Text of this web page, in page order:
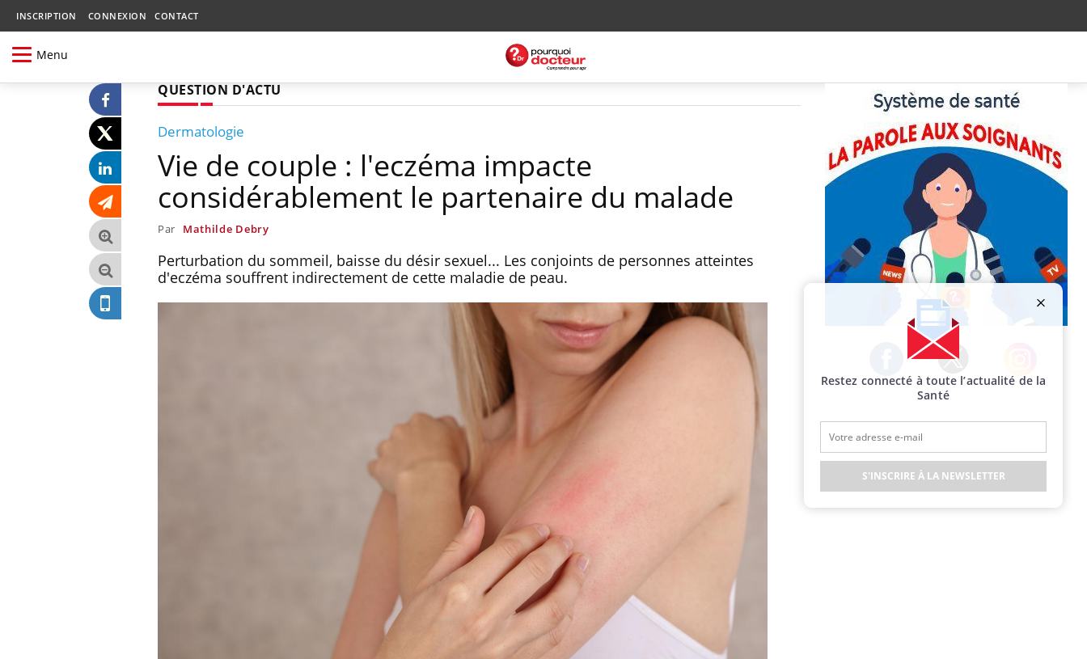
INSCRIPTION CONNEXION CONTACT
Menu
QUESTION D'ACTU
Dermatologie
Vie de couple : l'eczéma impacte
considérablement le partenaire du malade
Par Mathilde Debry
Perturbation du sommeil, baisse du désir sexuel... Les conjoints de personnes atteintes
d'eczéma souffrent indirectement de cette maladie de peau.
Facebook Twitter Instagram
Restez connecté à toute l’actualité de la
Santé
S'INSCRIRE À LA NEWSLETTER